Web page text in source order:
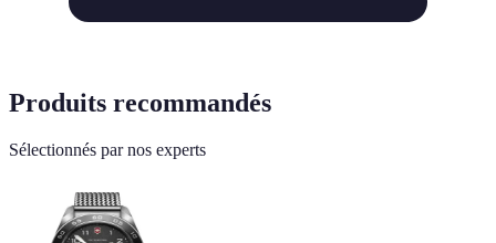
Produits recommandés
Sélectionnés par nos experts